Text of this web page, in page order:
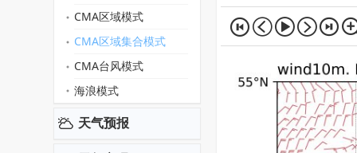
CMA区域模式
CMA区域集合模式
CMA台风模式
海浪模式
天气预报